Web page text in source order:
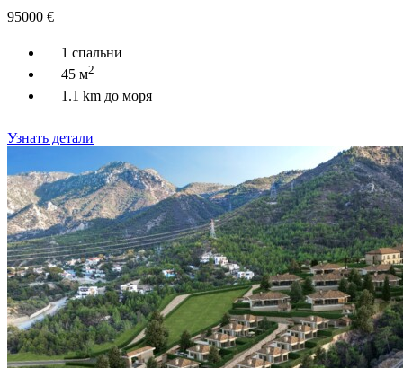
95000 €
1 спальни
45 м2
1.1 km до моря
Узнать детали